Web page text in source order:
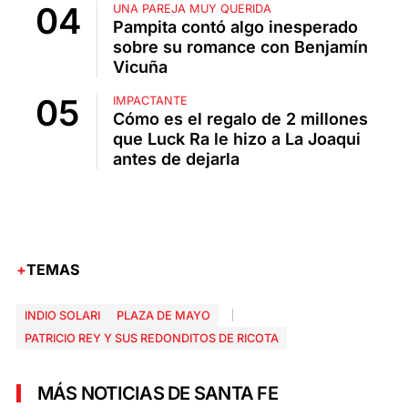
UNA PAREJA MUY QUERIDA
Pampita contó algo inesperado
sobre su romance con Benjamín
Vicuña
IMPACTANTE
Cómo es el regalo de 2 millones
que Luck Ra le hizo a La Joaqui
antes de dejarla
TEMAS
INDIO SOLARI
PLAZA DE MAYO
PATRICIO REY Y SUS REDONDITOS DE RICOTA
MÁS NOTICIAS DE SANTA FE